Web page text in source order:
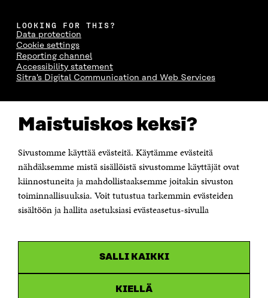
Maistuiskos keksi?
Sivustomme käyttää evästeitä. Käytämme evästeitä
nähdäksemme mistä sisällöistä sivustomme käyttäjät ovat
kiinnostuneita ja mahdollistaaksemme joitakin sivuston
toiminnallisuuksia. Voit tutustua tarkemmin evästeiden
sisältöön ja hallita asetuksiasi evästeasetus-sivulla
SALLI KAIKKI
KIELLÄ
LOOKING FOR THIS?
Data protection
Cookie settings
Reporting channel
Accessibility statement
Sitra's Digital Communication and Web Services
The Finnish Innovation Fund Sitra
Itämerenkatu 11-13, PO Box 160,
Telephone +358 294 618 991
Telefax +358 9 645 072
Email firstname.lastname@sitra.fi sitra@sitra.fi
How to get to Sitra?
Business ID 0202132-3
in